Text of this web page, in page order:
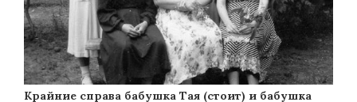
Крайние справа бабушка Тая (стоит) и бабушка